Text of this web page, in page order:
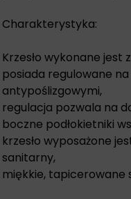
Charakterystyka:
Krzesło wykonane
posiada regulowane
antypoślizgowymi,
regulacja pozwala na
boczne podłokietniki
krzesło wyposażone
sanitarny,
miękkie, tapicerowane